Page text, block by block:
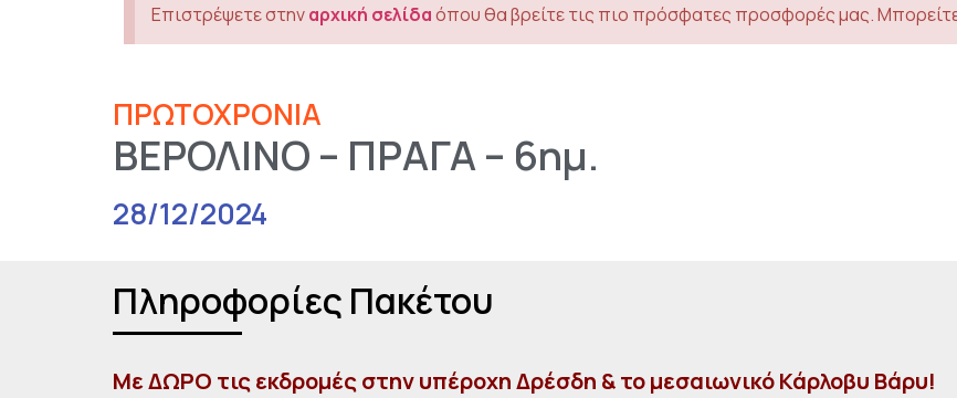
Επιστρέψετε στηναρχική σελίδαόπου θα βρείτε τις πιο πρόσφατες προσφορές μας.
ΠΡΩΤΟΧΡΟΝΙΑ
ΒΕΡΟΛΙΝΟ – ΠΡΑΓΑ – 6ημ.
28/12/2024
Πληροφορίες Πακέτου
Με ΔΩΡΟ τις εκδρομέςστην υπέροχη Δρέσδη & το μεσαιωνικό Κάρλοβυ Βάρυ!